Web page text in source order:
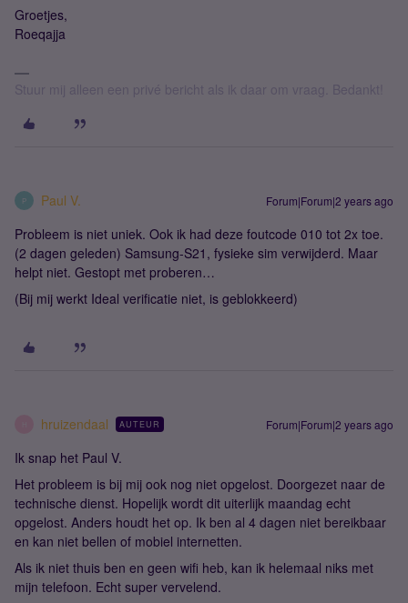
Groetjes,
Roeqajja
Stuur mij alleen een privé bericht als ik daar om vraag. Bedankt!
P Paul V. Forum|Forum|2 years ago
Probleem is niet uniek. Ook ik had deze foutcode 010 tot 2x toe.
(2 dagen geleden) Samsung-S21, fysieke sim verwijderd. Maar
helpt niet. Gestopt met proberen…
(Bij mij werkt Ideal verificatie niet, is geblokkeerd)
hruizendaal AUTEUR Forum|Forum|2 years ago
Ik snap het Paul V.
Het probleem is bij mij ook nog niet opgelost. Doorgezet naar de
technische dienst. Hopelijk wordt dit uiterlijk maandag echt
opgelost. Anders houdt het op. Ik ben al 4 dagen niet bereikbaar
en kan niet bellen of mobiel internetten.
Als ik niet thuis ben en geen wifi heb, kan ik helemaal niks met
mijn telefoon. Echt super vervelend.